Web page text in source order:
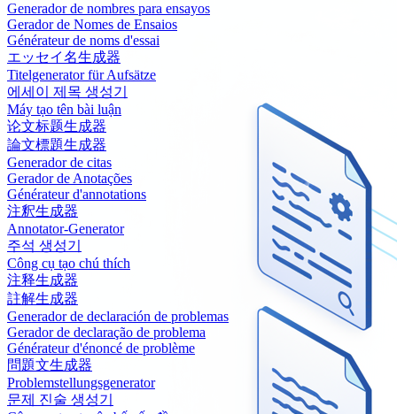
Generador de nombres para ensayos
Gerador de Nomes de Ensaios
Générateur de noms d'essai
エッセイ名生成器
Titelgenerator für Aufsätze
에세이 제목 생성기
Máy tạo tên bài luận
论文标题生成器
論文標題生成器
Generador de citas
Gerador de Anotações
Générateur d'annotations
注釈生成器
Annotator-Generator
주석 생성기
Công cụ tạo chú thích
注释生成器
註解生成器
Generador de declaración de problemas
Gerador de declaração de problema
Générateur d'énoncé de problème
問題文生成器
Problemstellungsgenerator
문제 진술 생성기